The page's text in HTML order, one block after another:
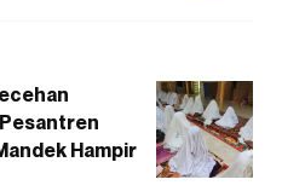
Hampir